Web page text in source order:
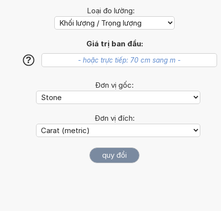
Loại đo lường:
Giá trị ban đầu:
?
Đơn vị gốc:
Đơn vị đích: